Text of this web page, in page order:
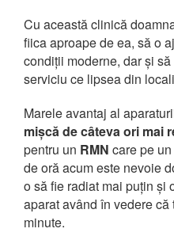
Cu această clinică
fiica aproape de ea, să o
condiții moderne, dar și
serviciu ce lipsea din
Marele avantaj al
mișcă de câteva ori mai
pentru un RMN care pe
de oră acum este nevoie
o să fie radiat mai puțin și
aparat având în vedere
minute.